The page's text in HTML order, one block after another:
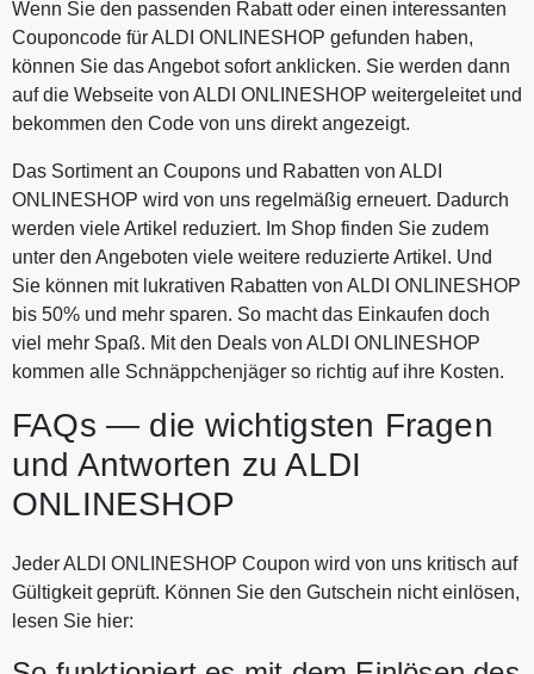
Wenn Sie den passenden Rabatt oder einen interessanten
Couponcode für ALDI ONLINESHOP gefunden haben,
können Sie das Angebot sofort anklicken. Sie werden dann
auf die Webseite von ALDI ONLINESHOP weitergeleitet und
bekommen den Code von uns direkt angezeigt.
Das Sortiment an Coupons und Rabatten von ALDI
ONLINESHOP wird von uns regelmäßig erneuert. Dadurch
werden viele Artikel reduziert. Im Shop finden Sie zudem
unter den Angeboten viele weitere reduzierte Artikel. Und
Sie können mit lukrativen Rabatten von ALDI ONLINESHOP
bis 50% und mehr sparen. So macht das Einkaufen doch
viel mehr Spaß. Mit den Deals von ALDI ONLINESHOP
kommen alle Schnäppchenjäger so richtig auf ihre Kosten.
FAQs — die wichtigsten Fragen
und Antworten zu ALDI
ONLINESHOP
Jeder ALDI ONLINESHOP Coupon wird von uns kritisch auf
Gültigkeit geprüft. Können Sie den Gutschein nicht einlösen,
lesen Sie hier: